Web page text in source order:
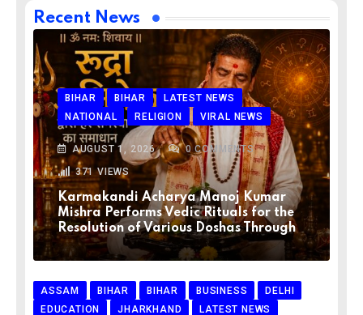
Recent News
BIHAR BIHAR
LATEST NEWS
NATIONAL
RELIGION VIRAL NEWS
AUGUST 1, 2026 0COMMENTS
371VIEWS
Karmakandi Acharya Manoj Kumar
Mishra Performs Vedic Rituals for the
Resolution of Various Doshas Through
ASSAM BIHAR BIHAR BUSINESS
DELHI
EDUCATION
JHARKHAND LATEST NEWS